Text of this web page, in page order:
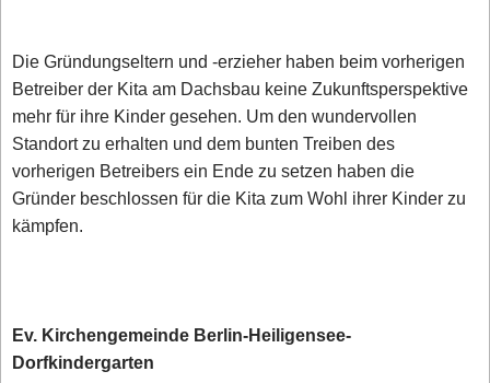
Die Gründungseltern und -erzieher haben beim vorherigen
Betreiber der Kita am Dachsbau keine Zukunftsperspektive
mehr für ihre Kinder gesehen. Um den wundervollen
Standort zu erhalten und dem bunten Treiben des
vorherigen Betreibers ein Ende zu setzen haben die
Gründer beschlossen für die Kita zum Wohl ihrer Kinder zu
kämpfen.
Ev. Kirchengemeinde Berlin-Heiligensee-
Dorfkindergarten